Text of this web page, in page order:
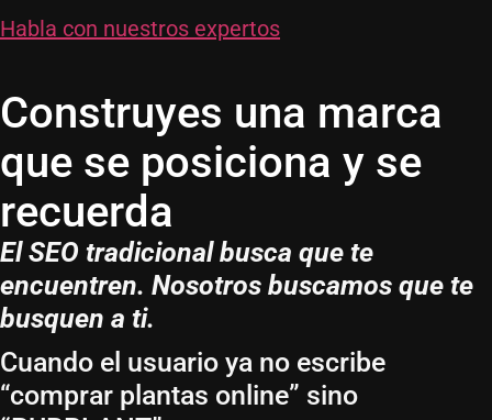
Habla con nuestros expertos
Construyes una marca
que se posiciona y se
recuerda
El SEO tradicional busca que te
encuentren. Nosotros buscamos que te
busquen a ti.
Cuando el usuario ya no escribe
“comprar plantas online” sino